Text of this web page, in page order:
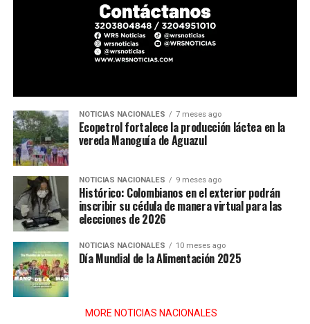
NOTICIAS NACIONALES 7 meses ago
Ecopetrol fortalece la producción láctea en la
vereda Manoguía de Aguazul
NOTICIAS NACIONALES 9 meses ago
Histórico: Colombianos en el exterior podrán
inscribir su cédula de manera virtual para las
elecciones de 2026
NOTICIAS NACIONALES 10 meses ago
Día Mundial de la Alimentación 2025
MORE NOTICIAS NACIONALES